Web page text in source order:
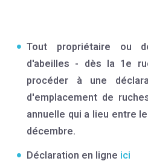
Tout propriétaire ou
d'abeilles - dès la 1e
procéder à une
d'emplacement de
annuelle qui a lieu entre
décembre.
Déclaration en ligne ici